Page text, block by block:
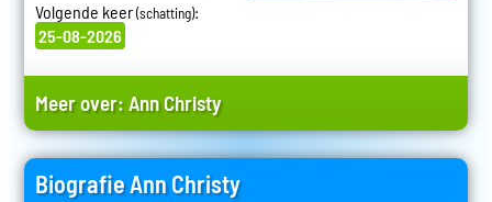
Volgende keer(schatting):
25-08-2026
Meer over:Ann Christy
Biografie Ann Christy